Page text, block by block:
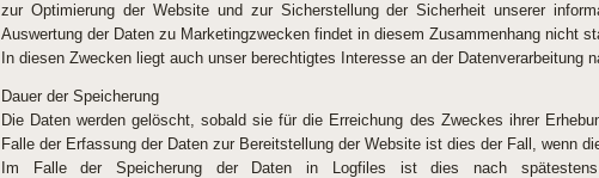
zur Optimierung der Website und zur Sicherstellung der Sicherheit unserer
Auswertung der Daten zu Marketingzwecken findet in diesem Zusammenhang nicht
In diesen Zwecken liegt auch unser berechtigtes Interesse an der Datenverarbeitung
Dauer der Speicherung
Die Daten werden gelöscht, sobald sie für die Erreichung des Zweckes ihrer
Falle der Erfassung der Daten zur Bereitstellung der Website ist dies der Fall, wenn
Im Falle der Speicherung der Daten in Logfiles ist dies nach